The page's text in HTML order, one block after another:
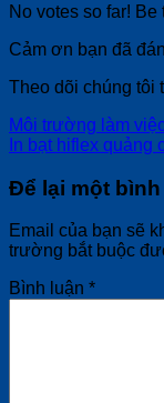
No votes so far! Be
Cảm ơn bạn đã
Theo dõi chúng tôi
Môi trường làm
In bạt hiflex quảng
Để lại một
Email của bạn sẽ
trường bắt buộc
Bình luận *